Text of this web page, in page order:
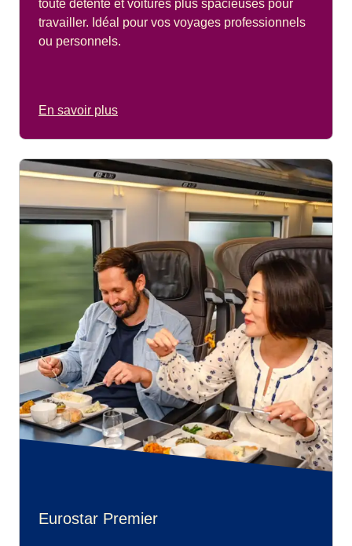
toute détente et voitures plus spacieuses pour
travailler. Idéal pour vos voyages professionnels
ou personnels.
En savoir plus
Eurostar Premier